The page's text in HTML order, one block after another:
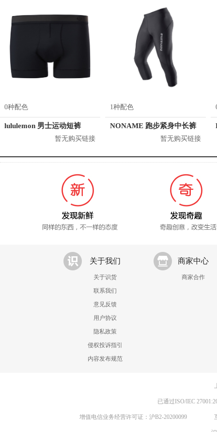
0种配色
lululemon 男士运动短裤
暂无购买链接
1种配色
NONAME 跑步紧身中长裤
暂无购买链接
关于我们
关于识货
联系我们
意见反馈
用户协议
隐私政策
侵权投诉指引
内容发布规范
商家中心
商家合作
已通过ISO/IEC
增值电信业务经营许可证：沪B2-20200099